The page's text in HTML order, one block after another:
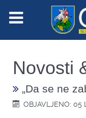
Novosti
„Da se ne
OBJAVLJENO: 05